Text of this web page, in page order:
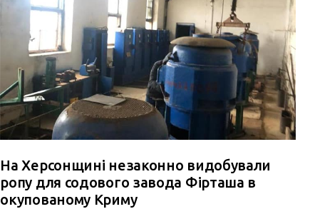
На Херсонщині незаконно видобували
ропу для содового завода Фірташа в
окупованому Криму